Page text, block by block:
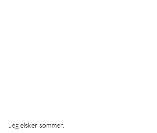
Jeg elsker sommer.